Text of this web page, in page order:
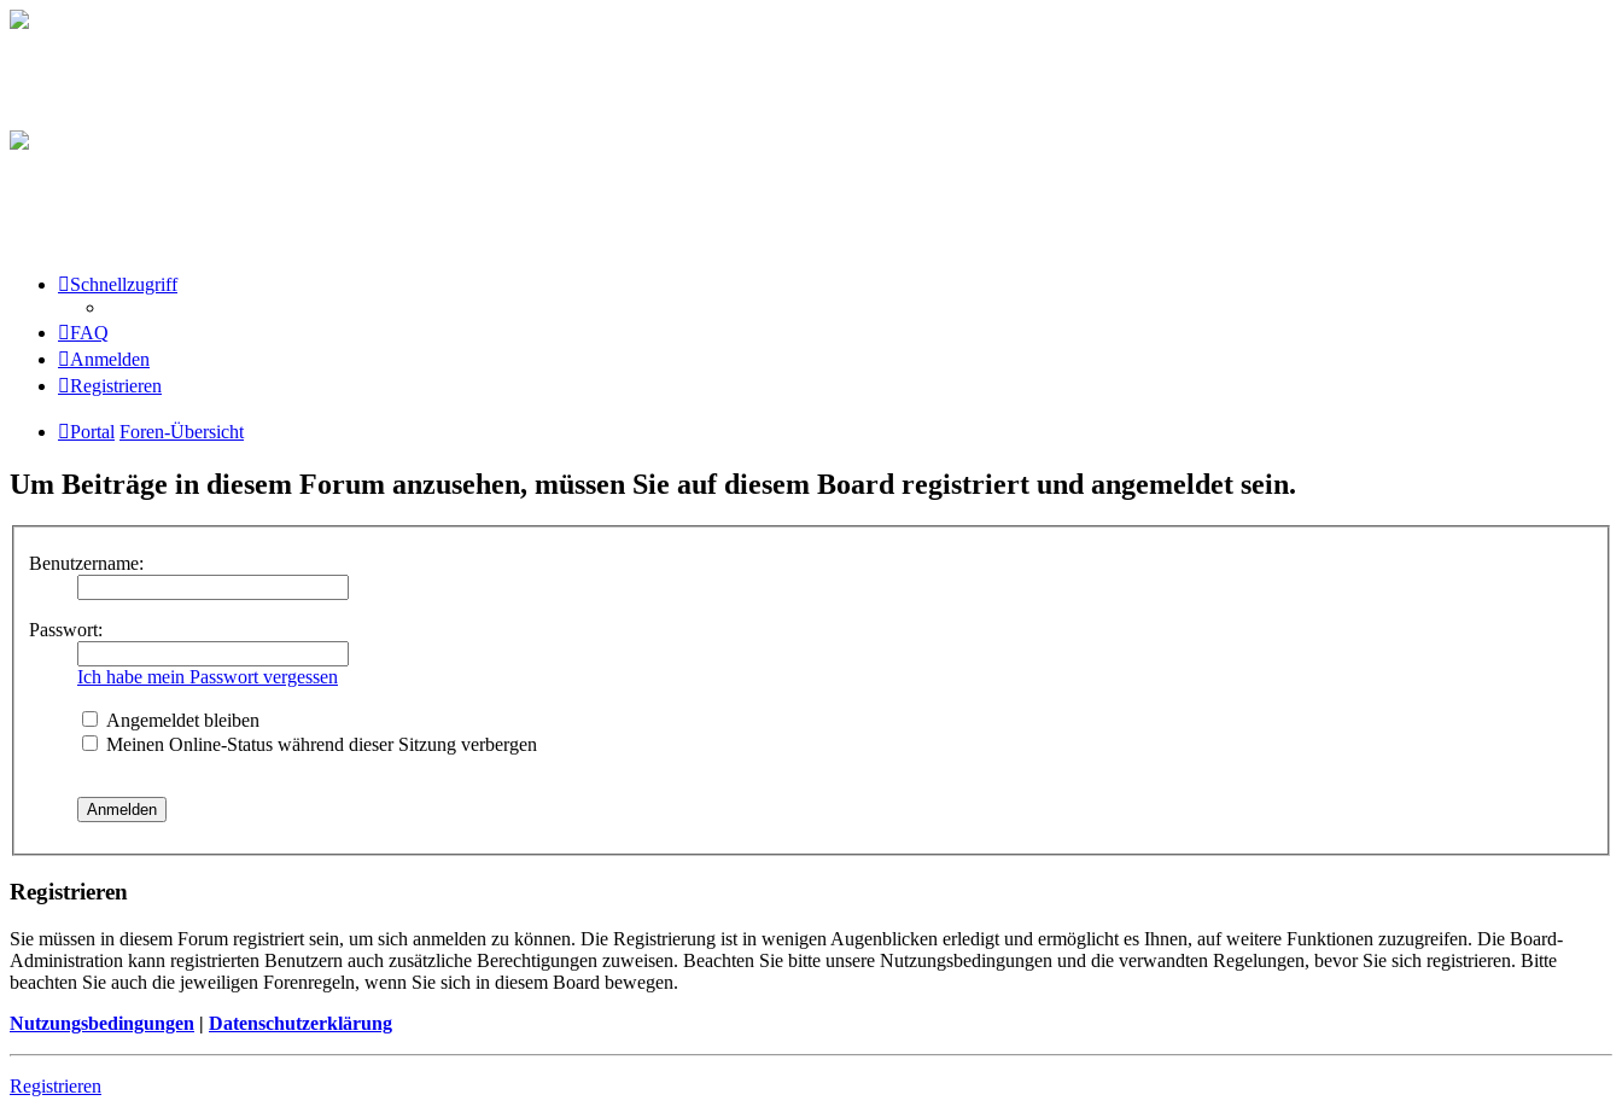
Schnellzugriff
FAQ
Anmelden
Registrieren
Portal Foren-Übersicht
Um Beiträge in diesem Forum anzusehen, müssen Sie auf diesem Board registriert und angemeldet sein.
Benutzername:
Passwort:
Ich habe mein Passwort vergessen
Angemeldet bleiben
Meinen Online-Status während dieser Sitzung verbergen
Registrieren
Sie müssen in diesem Forum registriert sein, um sich anmelden zu können. Die Registrierung ist in wenigen Augenblicken erledigt und ermöglicht es Ihnen, auf weitere Funktionen zuzugreifen. Die Board-
Administration kann registrierten Benutzern auch zusätzliche Berechtigungen zuweisen. Beachten Sie bitte unsere Nutzungsbedingungen und die verwandten Regelungen, bevor Sie sich registrieren. Bitte
beachten Sie auch die jeweiligen Forenregeln, wenn Sie sich in diesem Board bewegen.
Nutzungsbedingungen | Datenschutzerklärung
Registrieren